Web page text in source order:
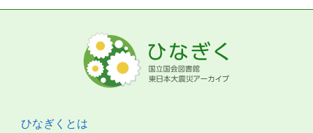
ひなぎくとは